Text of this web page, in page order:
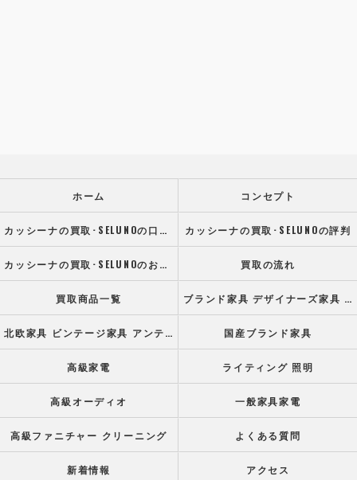
ホーム コンセプト
カッシーナの買取･SELUNOの口コミ情報 カッシーナの買取･SELUNOの評判
カッシーナの買取･SELUNOのお客様の声 買取の流れ
買取商品一覧 ブランド家具 デザイナーズ家具 高級オフィス家具
北欧家具 ビンテージ家具 アンティーク家具 国産ブランド家具
高級家電 ライティング 照明
高級オーディオ 一般家具家電
高級ファニチャー クリーニング よくある質問
新着情報 アクセス